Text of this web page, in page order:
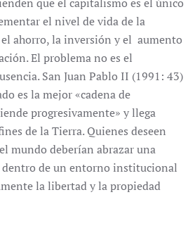
el nivel de vida de la
ahorro, la inversión y el aumento
El problema no es el
San Juan Pablo II (1991: 43)
es la mejor «cadena de
progresivamente» y llega
de la Tierra. Quienes deseen
mundo deberían abrazar una
dentro de un entorno institucional
la libertad y la propiedad